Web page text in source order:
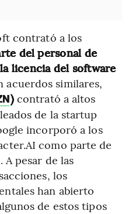
contrató a los
del personal de
licencia del software
acuerdos similares,
) contrató a altos
de la startup
incorporó a los
como parte de
pesar de las
los
han abierto
de estos tipos